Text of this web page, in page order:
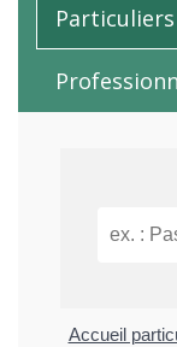
Particuliers
Accueil